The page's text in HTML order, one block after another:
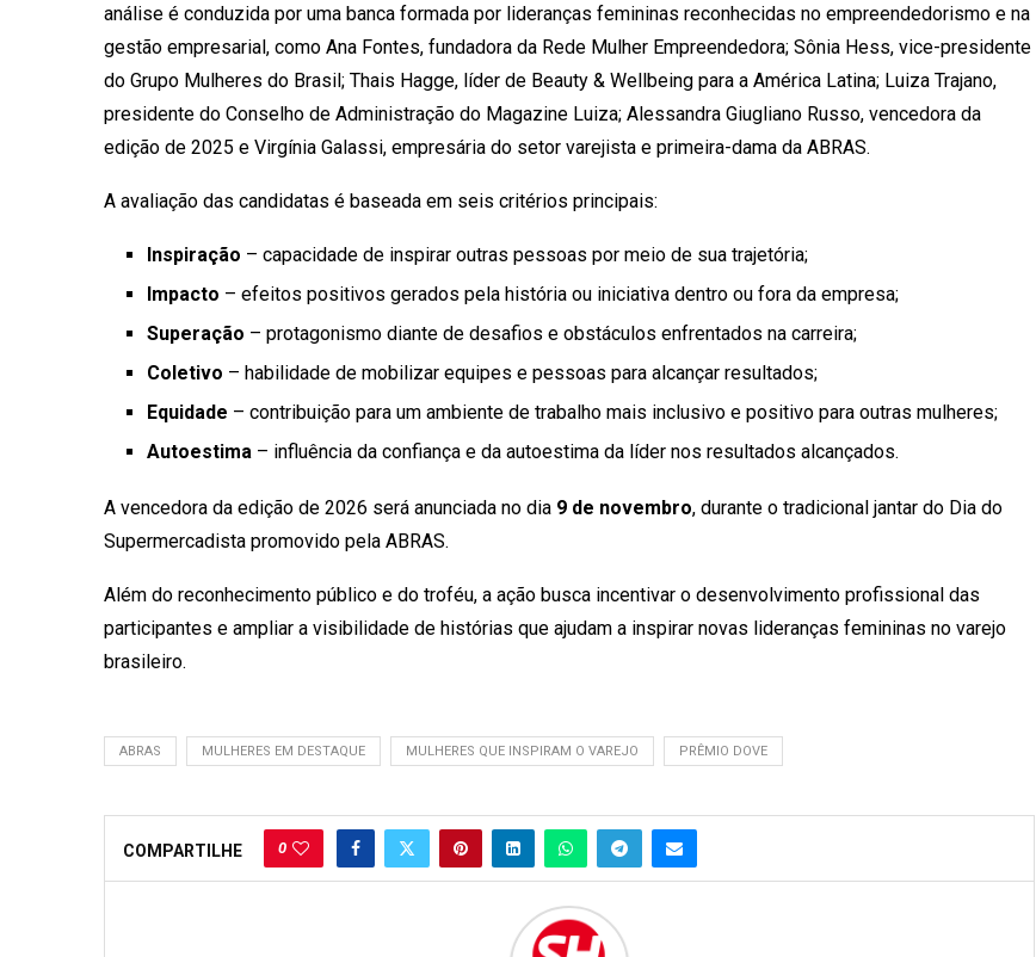
análise é conduzida por uma banca formada por lideranças femininas reconhecidas no empreendedorismo e na
gestão empresarial, como Ana Fontes, fundadora da Rede Mulher Empreendedora; Sônia Hess, vice-presidente
do Grupo Mulheres do Brasil; Thais Hagge, líder de Beauty & Wellbeing para a América Latina; Luiza Trajano,
presidente do Conselho de Administração do Magazine Luiza; Alessandra Giugliano Russo, vencedora da
edição de 2025 e Virgínia Galassi, empresária do setor varejista e primeira-dama da ABRAS.
A avaliação das candidatas é baseada em seis critérios principais:
Inspiração – capacidade de inspirar outras pessoas por meio de sua trajetória;
Impacto – efeitos positivos gerados pela história ou iniciativa dentro ou fora da empresa;
Superação – protagonismo diante de desafios e obstáculos enfrentados na carreira;
Coletivo – habilidade de mobilizar equipes e pessoas para alcançar resultados;
Equidade – contribuição para um ambiente de trabalho mais inclusivo e positivo para outras mulheres;
Autoestima – influência da confiança e da autoestima da líder nos resultados alcançados.
A vencedora da edição de 2026 será anunciada no dia 9 de novembro, durante o tradicional jantar do Dia do
Supermercadista promovido pela ABRAS.
Além do reconhecimento público e do troféu, a ação busca incentivar o desenvolvimento profissional das
participantes e ampliar a visibilidade de histórias que ajudam a inspirar novas lideranças femininas no varejo
brasileiro.
ABRAS MULHERES EM DESTAQUE MULHERES QUE INSPIRAM O VAREJO PRÊMIO DOVE
COMPARTILHE 0